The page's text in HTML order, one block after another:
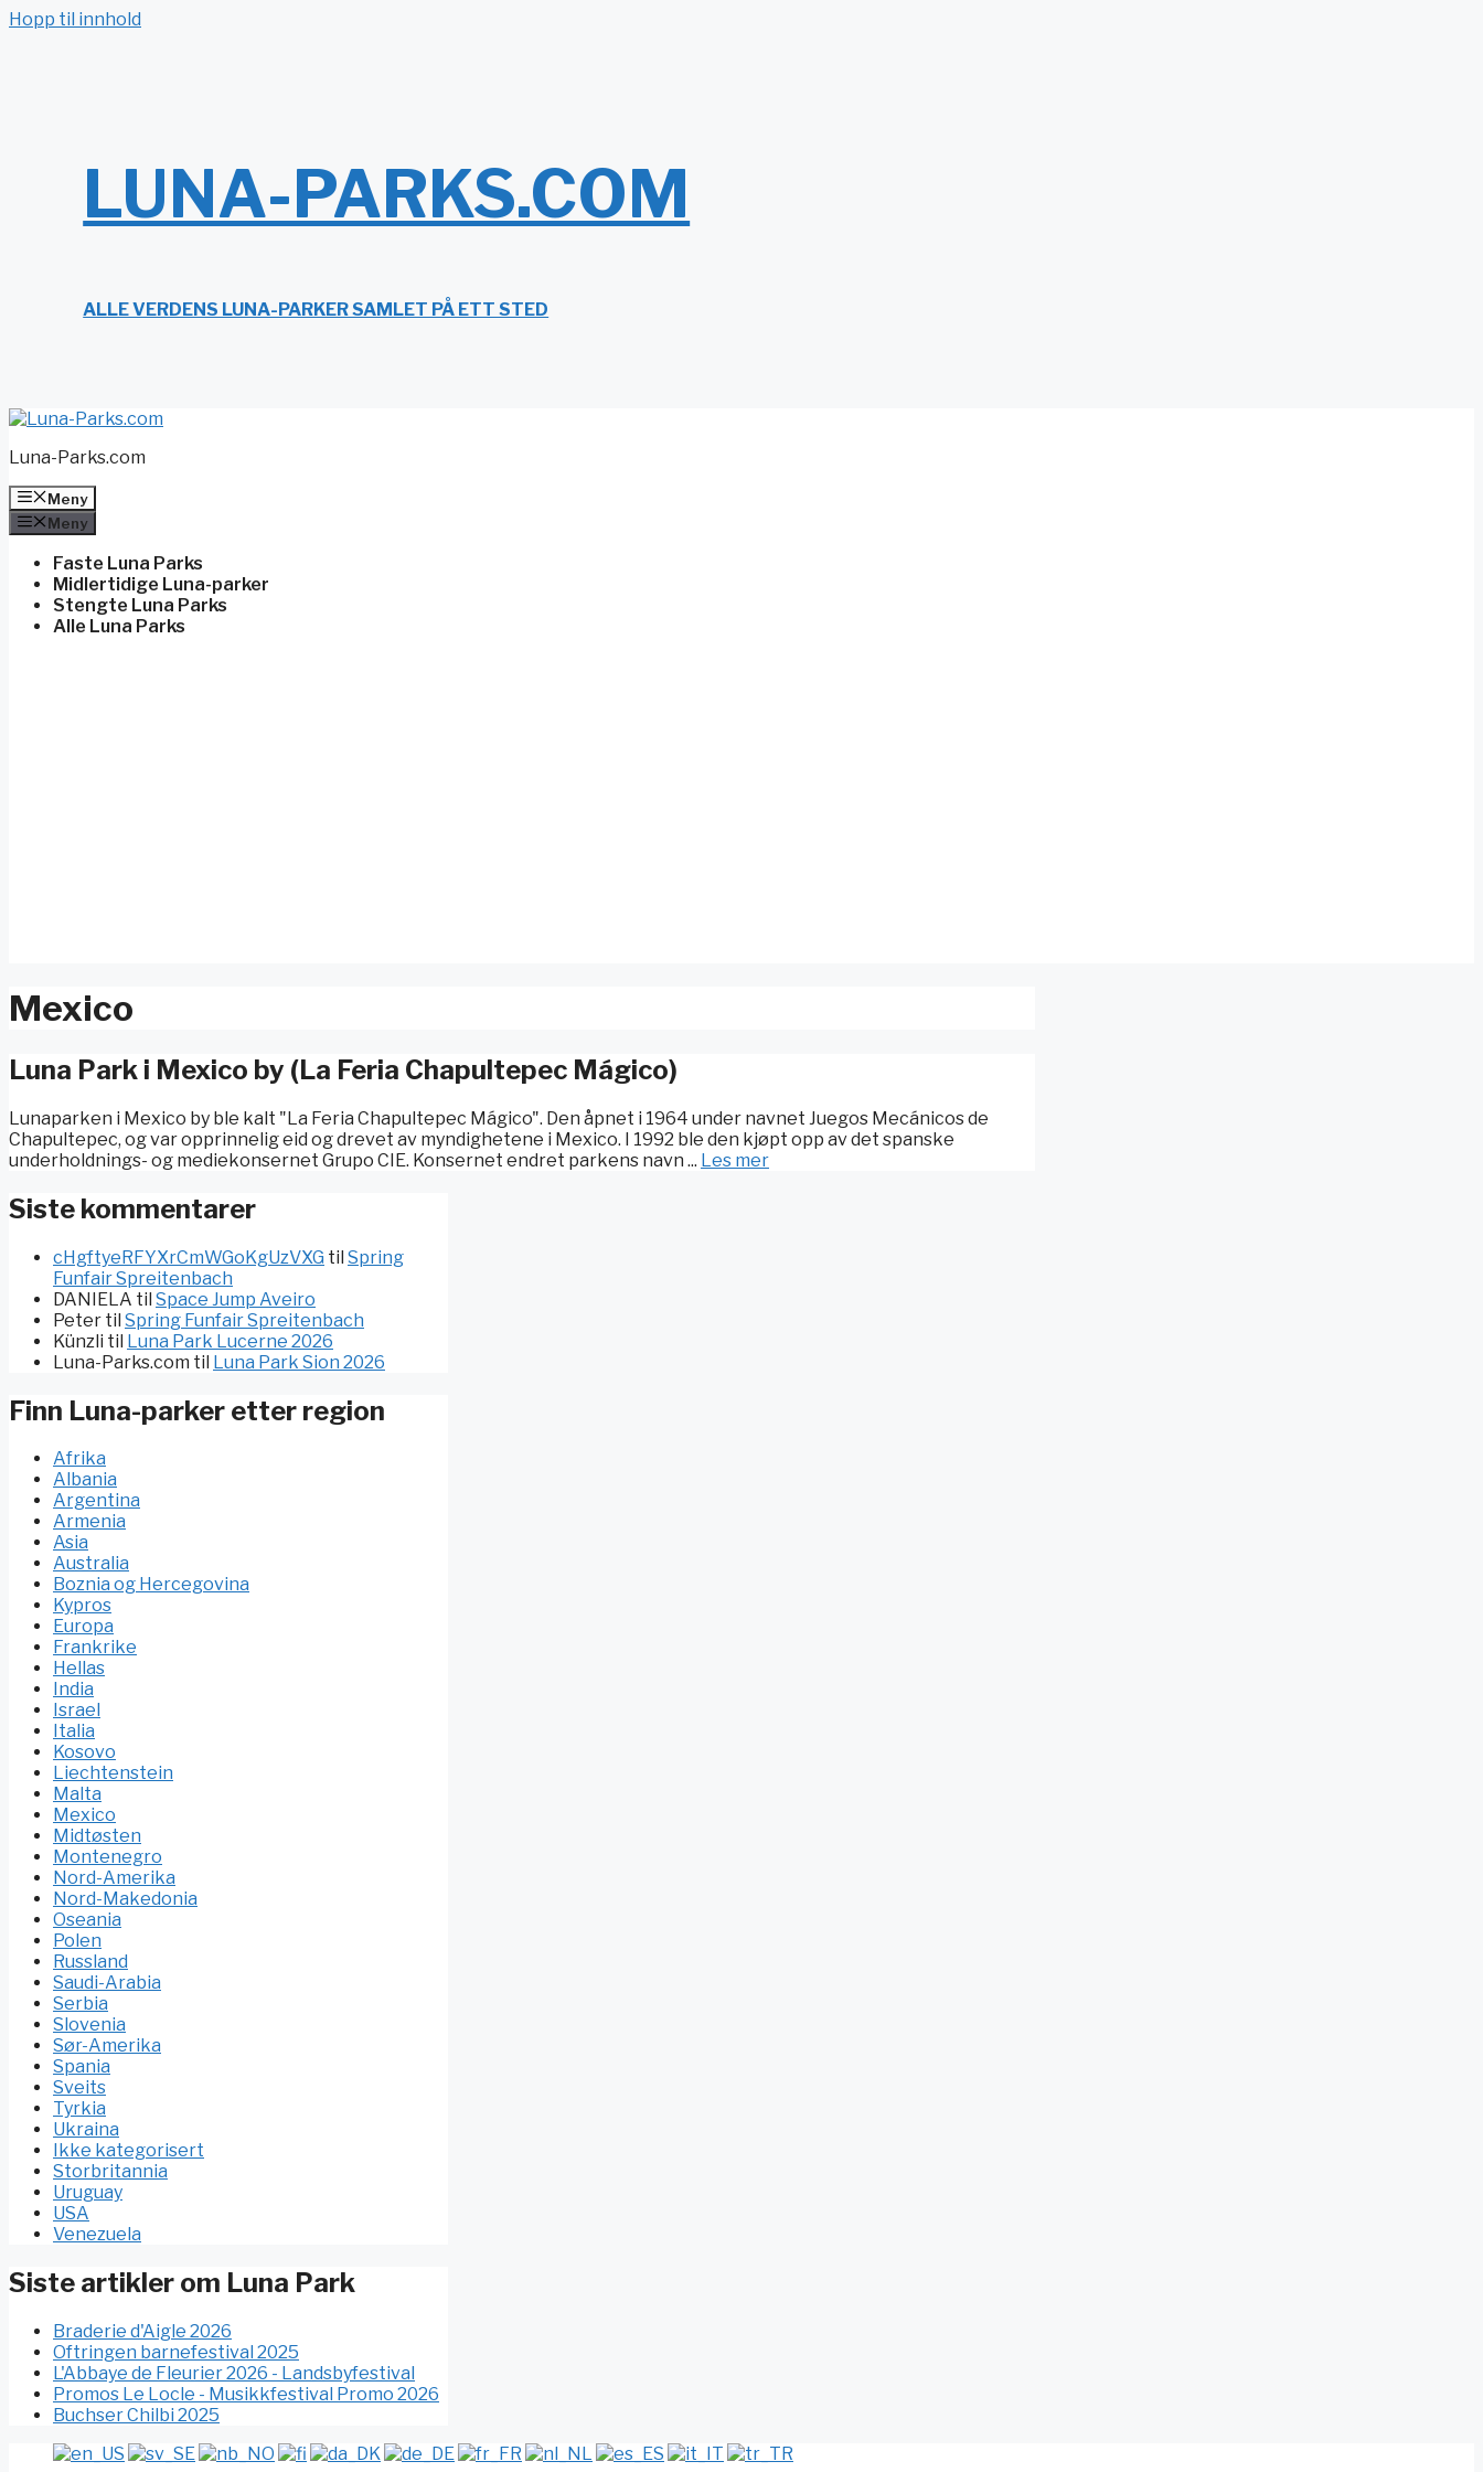
Hopp til innhold
LUNA-PARKS.COM
ALLE VERDENS LUNA-PARKER SAMLET PÅ ETT STED
Luna-Parks.com
Meny
Meny
Faste Luna Parks
Midlertidige Luna-parker
Stengte Luna Parks
Alle Luna Parks
Mexico
Luna Park i Mexico by (La Feria Chapultepec Mágico)
Lunaparken i Mexico by ble kalt "La Feria Chapultepec Mágico". Den åpnet i 1964 under navnet Juegos Mecánicos de
Chapultepec, og var opprinnelig eid og drevet av myndighetene i Mexico. I 1992 ble den kjøpt opp av det spanske
underholdnings- og mediekonsernet Grupo CIE. Konsernet endret parkens navn ... Les mer
Siste kommentarer
cHgftyeRFYXrCmWGoKgUzVXG til Spring
Funfair Spreitenbach
DANIELA til Space Jump Aveiro
Peter til Spring Funfair Spreitenbach
Künzli til Luna Park Lucerne 2026
Luna-Parks.com til Luna Park Sion 2026
Finn Luna-parker etter region
Afrika
Albania
Argentina
Armenia
Asia
Australia
Boznia og Hercegovina
Kypros
Europa
Frankrike
Hellas
India
Israel
Italia
Kosovo
Liechtenstein
Malta
Mexico
Midtøsten
Montenegro
Nord-Amerika
Nord-Makedonia
Oseania
Polen
Russland
Saudi-Arabia
Serbia
Slovenia
Sør-Amerika
Spania
Sveits
Tyrkia
Ukraina
Ikke kategorisert
Storbritannia
Uruguay
USA
Venezuela
Siste artikler om Luna Park
Braderie d'Aigle 2026
Oftringen barnefestival 2025
L'Abbaye de Fleurier 2026 - Landsbyfestival
Promos Le Locle - Musikkfestival Promo 2026
Buchser Chilbi 2025